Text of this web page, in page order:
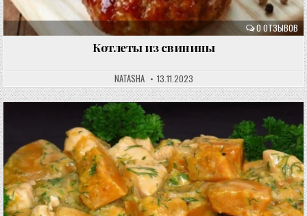
0 ОТЗЫВОВ
Котлеты из свинины
NATASHA 13.11.2023